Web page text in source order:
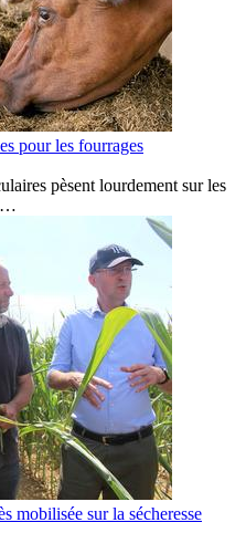
pour les fourrages
pèsent lourdement sur les
mobilisée sur la sécheresse